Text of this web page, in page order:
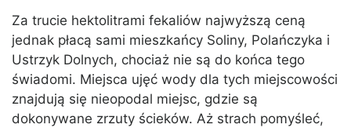
Za trucie hektolitrami fekaliów najwyższą ceną
jednak płacą sami mieszkańcy Soliny, Polańczyka i
Ustrzyk Dolnych, chociaż nie są do końca tego
świadomi. Miejsca ujęć wody dla tych miejscowości
znajdują się nieopodal miejsc, gdzie są
dokonywane zrzuty ścieków. Aż strach pomyśleć,